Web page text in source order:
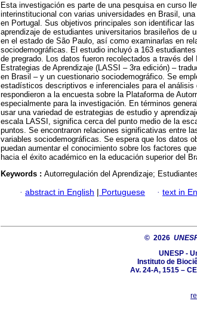
Esta investigación es parte de una pesquisa en curso
interinstitucional con varias universidades en Brasil,
en Portugal. Sus objetivos principales son identificar
aprendizaje de estudiantes universitarios brasileños de
en el estado de São Paulo, así como examinarlas en
sociodemográficas. El estudio incluyó a 163
de pregrado. Los datos fueron recolectados a través
Estrategias de Aprendizaje (LASSI – 3ra edición) –
en Brasil – y un cuestionario sociodemográfico. Se
estadísticos descriptivos e inferenciales para el análisis
respondieron a la encuesta sobre la Plataforma de
especialmente para la investigación. En términos
usar una variedad de estrategias de estudio y
escala LASSI, significa cerca del punto medio de la
puntos. Se encontraron relaciones significativas entre
variables sociodemográficas. Se espera que los datos
puedan aumentar el conocimiento sobre los factores
hacia el éxito académico en la educación superior del
Keywords : Autorregulación del Aprendizaje;
· abstract in English | Portuguese · text in
© 2026
UNESP -
Instituto de
Av. 24-A, 1515 –